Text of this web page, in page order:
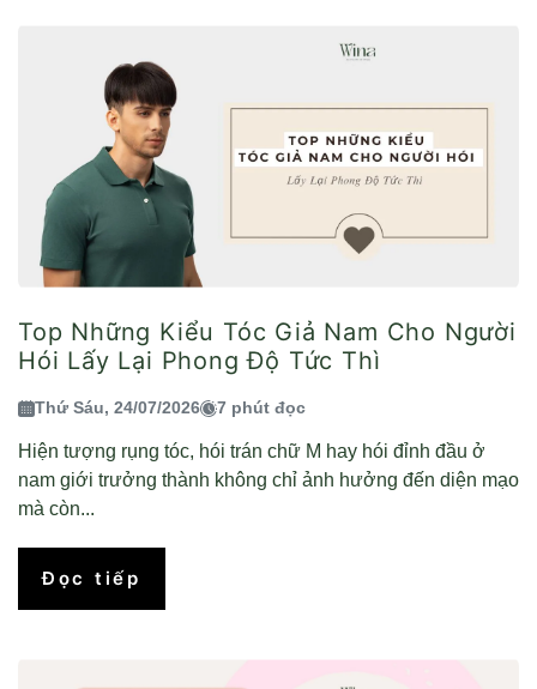
Top Những Kiểu Tóc Giả Nam Cho Người
Hói Lấy Lại Phong Độ Tức Thì
Thứ Sáu, 24/07/2026 7 phút đọc
Hiện tượng rụng tóc, hói trán chữ M hay hói đỉnh đầu ở
nam giới trưởng thành không chỉ ảnh hưởng đến diện mạo
mà còn...
Đọc tiếp